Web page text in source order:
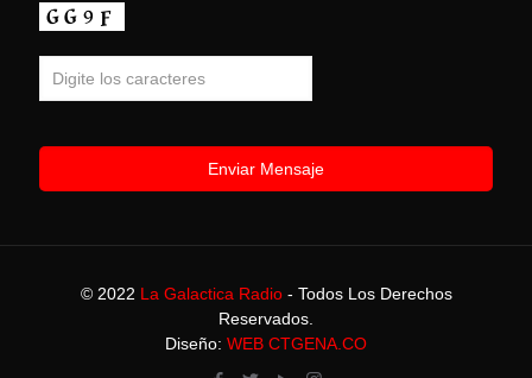
© 2022 La Galactica Radio- Todos Los Derechos
Reservados.
Diseño: WEB CTGENA.CO